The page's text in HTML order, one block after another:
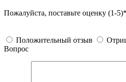
Пожалуйста, поставьте оценку (1-
Положительный отзыв
Вопрос